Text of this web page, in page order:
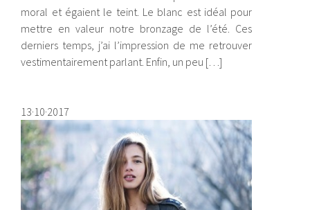
moral et égaient le teint. Le blanc est idéal pour
mettre en valeur notre bronzage de l’été. Ces
derniers temps, j’ai l’impression de me retrouver
vestimentairement parlant. Enfin, un peu […]
13·10·2017